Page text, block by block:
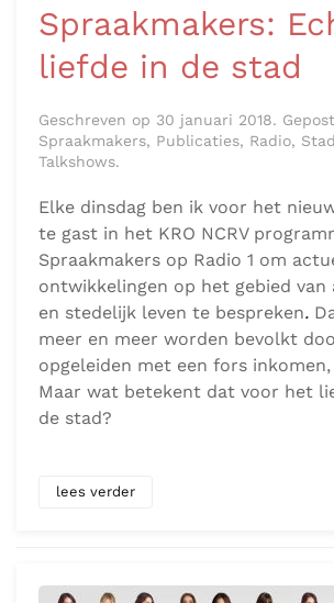
Spraakmakers:
liefde in de stad
Geschreven op 30 januari 2018.
Spraakmakers, Publicaties, Radio,
Talkshows.
Elke dinsdag ben ik voor het
te gast in het KRO NCRV
Spraakmakers op Radio 1 om
ontwikkelingen op het gebied
en stedelijk leven te bespreken.
meer en meer worden bevolkt
opgeleiden met een fors inkomen,
Maar wat betekent dat voor het
de stad?
lees verder